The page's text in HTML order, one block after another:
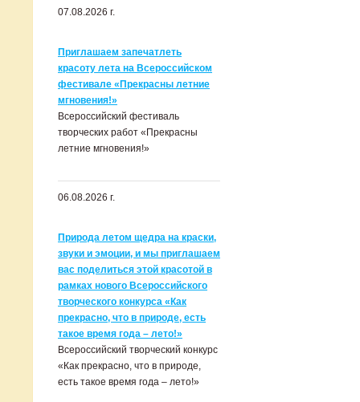
07.08.2026 г.
Приглашаем запечатлеть
красоту лета на Всероссийском
фестивале «Прекрасны летние
мгновения!»
Всероссийский фестиваль
творческих работ «Прекрасны
летние мгновения!»
06.08.2026 г.
Природа летом щедра на краски,
звуки и эмоции, и мы приглашаем
вас поделиться этой красотой в
рамках нового Всероссийского
творческого конкурса «Как
прекрасно, что в природе, есть
такое время года – лето!»
Всероссийский творческий конкурс
«Как прекрасно, что в природе,
есть такое время года – лето!»